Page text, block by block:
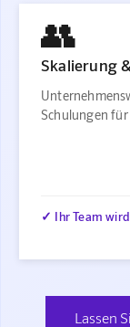
👥
Skalierung
Schulungen
✓ Ihr Team
Lassen